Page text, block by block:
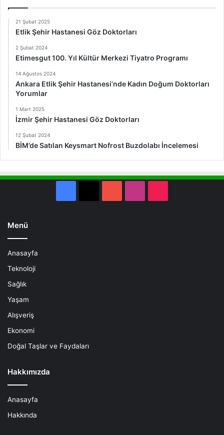
21 Şubat 2025
Etlik Şehir Hastanesi Göz Doktorları
2 Şubat 2024
Etimesgut 100. Yıl Kültür Merkezi Tiyatro Programı
14 Ağustos 2024
Ankara Etlik Şehir Hastanesi’nde Kadın Doğum Doktorları
Yorumlar
1 Mart 2025
İzmir Şehir Hastanesi Göz Doktorları
12 Şubat 2024
BİM’de Satılan Keysmart Nofrost Buzdolabı İncelemesi
Menü
Anasayfa
Teknoloji
Sağlık
Yaşam
Alışveriş
Ekonomi
Doğal Taşlar ve Faydaları
Hakkımızda
Anasayfa
Hakkında